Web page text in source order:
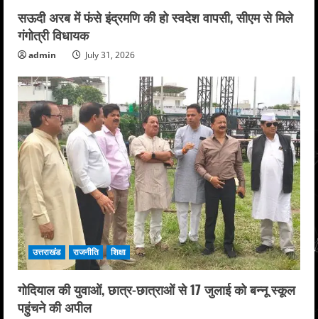
सऊदी अरब में फंसे इंद्रमणि की हो स्वदेश वापसी, सीएम से मिले
गंगोत्री विधायक
admin July 31, 2026
उत्तराखंड राजनीति शिक्षा
गोदियाल की युवाओं, छात्र-छात्राओं से 17 जुलाई को बन्नू स्कूल
पहुंचने की अपील